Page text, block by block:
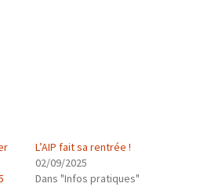
L’AIP fait sa rentrée !
02/09/2025
Dans "Infos pratiques"